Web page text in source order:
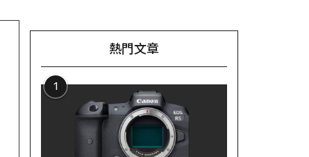
熱門文章
1